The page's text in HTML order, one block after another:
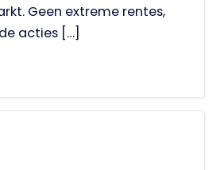
Geen extreme rentes,
acties […]